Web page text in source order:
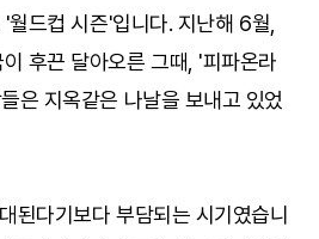
월드컵 시즌'입니다. 지난해 6월,
후끈 달아오른 그때, '피파온라
은 지옥같은 나날을 보내고 있었
된다기보다 부담되는 시기였습니